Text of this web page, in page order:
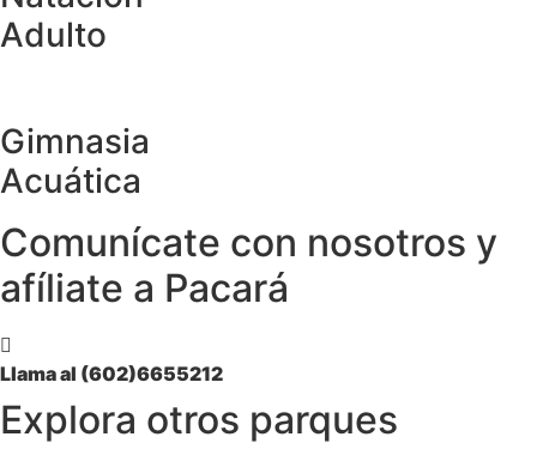
Adulto
Gimnasia
Acuática
Comunícate con nosotros y
afíliate a Pacará
Llama al (602)6655212
Explora otros parques